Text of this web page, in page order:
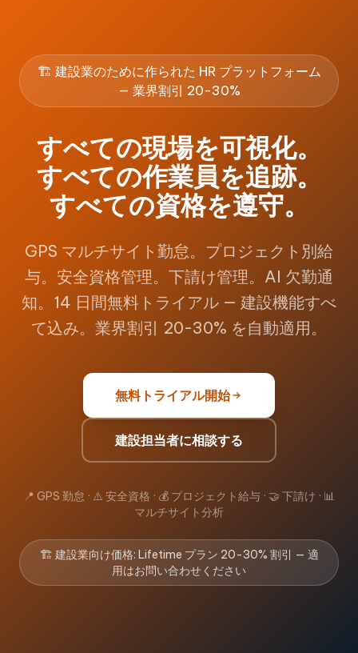
🏗️ 建設業のために作られた HR プラットフォーム
— 業界割引 20-30%
すべての現場を可視化。
すべての作業員を追跡。
すべての資格を遵守。
GPS マルチサイト勤怠。プロジェクト別給
与。安全資格管理。下請け管理。AI 欠勤通
知。14 日間無料トライアル — 建設機能すべ
て込み。業界割引 20-30% を自動適用。
無料トライアル開始
建設担当者に相談する
📍 GPS 勤怠 · ⚠️ 安全資格 · 💰 プロジェクト給与 · 🤝 下請け · 📊
マルチサイト分析
🏗️ 建設業向け価格: Lifetime プラン 20-30% 割引 — 適
用はお問い合わせください